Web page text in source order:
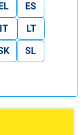
ES
IT
LT
SL